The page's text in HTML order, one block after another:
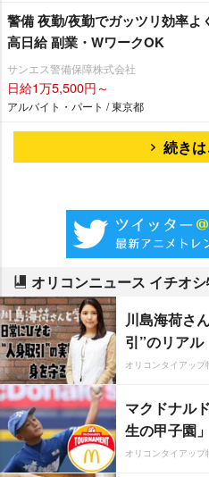
警備 夜勤/夜勤でガッツリ効率
高日給 副業・WワークOK
サンエス警備保障株式会社
日給1万5,500円～
アルバイト・パート / 東京都
続き
オリコンニュース イチオ
川島海荷さ
引”のリアル
オリコンタイアップ
マクドナル
生の甲子園」
オリコンタイアップ